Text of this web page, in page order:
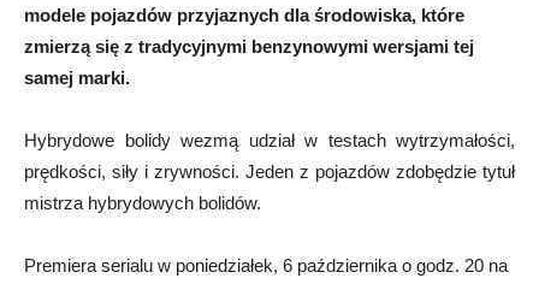
modele pojazdów przyjaznych dla środowiska, które
zmierzą się z tradycyjnymi benzynowymi wersjami tej
samej marki.
Hybrydowe bolidy wezmą udział w testach wytrzymałości,
prędkości, siły i zrywności. Jeden z pojazdów zdobędzie tytuł
mistrza hybrydowych bolidów.
Premiera serialu w poniedziałek, 6 października o godz. 20 na